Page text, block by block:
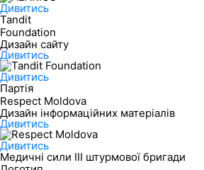
Дивитись
Tandit
Foundation
Дизайн сайту
Дивитись
Дивитись
Партія
Respect Moldova
Дизайн інформаційних матеріалів
Дивитись
Дивитись
Медичні сили ІІІ штурмової бригади